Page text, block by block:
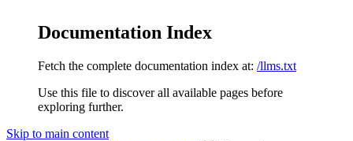
Documentation Index
Fetch the complete documentation index at: /llms.txt
Use this file to discover all available pages before
exploring further.
Skip to main content